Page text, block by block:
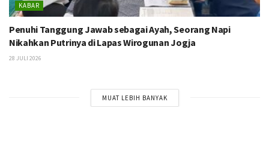
KABAR
Penuhi Tanggung Jawab sebagai Ayah, Seorang Napi
Nikahkan Putrinya di Lapas Wirogunan Jogja
28 JULI 2026
MUAT LEBIH BANYAK